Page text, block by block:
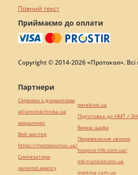
Повний текст
Приймаємо до оплати
Copyright © 2014-2026 «Протокол».
Партнери
Сережки з діамантами
alliancetechnika.ua
миралинкс
Веб мастер
https://motokosmos.ua/
Синтезатори
perevod.agency
pereklad.ua
Підготовка до НМТ /
Винна шафа
Перевезення хворих
hospice-life.com.ua/
mk-translations.ua
maltina.com.ua